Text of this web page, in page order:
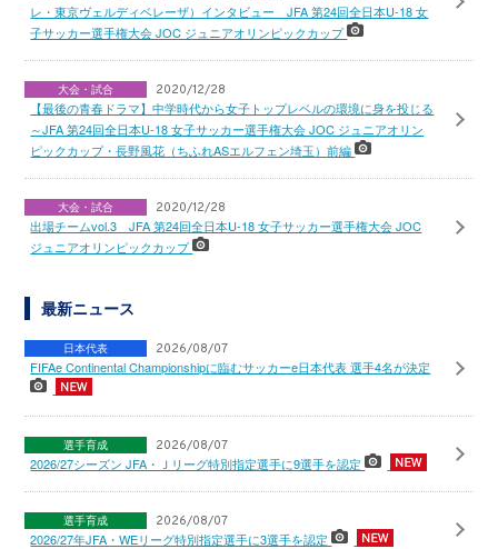
レ・東京ヴェルディベレーザ）インタビュー JFA 第24回全日本U-18 女
子サッカー選手権大会 JOC ジュニアオリンピックカップ
大会・試合 2020/12/28
【最後の青春ドラマ】中学時代から女子トップレベルの環境に身を投じる
～JFA 第24回全日本U-18 女子サッカー選手権大会 JOC ジュニアオリン
ピックカップ・長野風花（ちふれASエルフェン埼玉）前編
大会・試合 2020/12/28
出場チームvol.3 JFA 第24回全日本U-18 女子サッカー選手権大会 JOC
ジュニアオリンピックカップ
最新ニュース
日本代表 2026/08/07
FIFAe Continental Championshipに臨むサッカーe日本代表 選手4名が決定
選手育成 2026/08/07
2026/27シーズン JFA・Ｊリーグ特別指定選手に9選手を認定
選手育成 2026/08/07
2026/27年JFA・WEリーグ特別指定選手に3選手を認定